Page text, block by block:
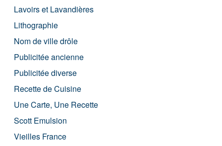
Lavoirs et Lavandières
Lithographie
Nom de ville drôle
Publicitée ancienne
Publicitée diverse
Recette de Cuisine
Une Carte, Une Recette
Scott Emulsion
Vieilles France